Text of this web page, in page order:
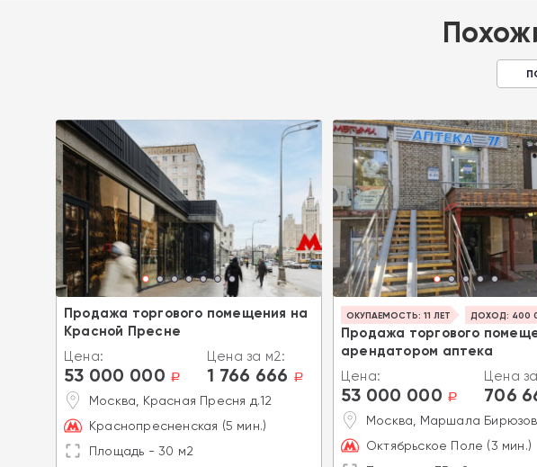
Продажа торгового помещения на
Красной Пресне
Цена:
53 000 000 a
Цена за м2:
1 766 666 a
Москва, Красная Пресня д.12
Краснопресненская (5 мин.)
Площадь - 30 м2
ОКУПАЕМОСТЬ: 11 ЛЕТ ДОХОД: 400
Продажа торгового
арендатором аптека
Цена:
53 000 000 a
Цена
706
Москва, Маршала
Октябрьское Поле (3 мин.)